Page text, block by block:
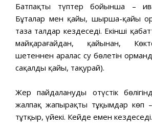
Батпақты түптер бойынша –
Бұталар мен қайың, шырша-қайың
таза талдар кездеседі. Екінші
майқарағайдан, қайыңнан,
шетеннен аралас су бөлетін
сақалды қайың, таңқурай).
Жер пайдаланудың оңтүстік
жалпақ жапырақты тұқымдар көп
тұтқыр, үйеңкі. Кейде емен кездеседі.